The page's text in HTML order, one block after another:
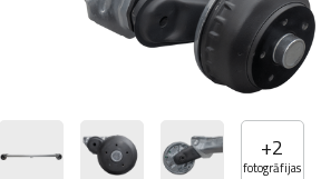
+2
fotogrāfijas